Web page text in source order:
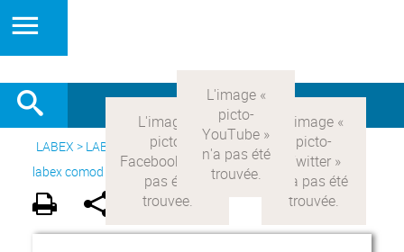
LABEX > LABEX COMOD> Version française
> Le projet du
labex comod >
Acteurs du LabEx